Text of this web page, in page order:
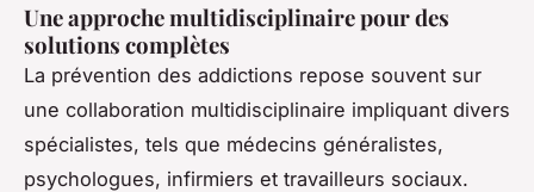
Une approche multidisciplinaire pour des
solutions complètes
La prévention des addictions repose souvent sur
une collaboration multidisciplinaire impliquant divers
spécialistes, tels que médecins généralistes,
psychologues, infirmiers et travailleurs sociaux.